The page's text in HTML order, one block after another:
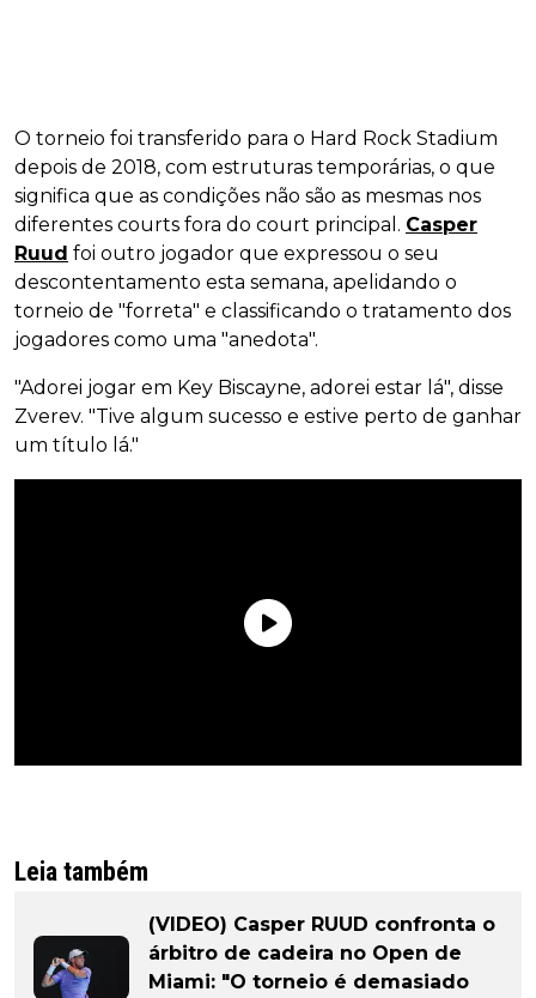
O torneio foi transferido para o Hard Rock Stadium
depois de 2018, com estruturas temporárias, o que
significa que as condições não são as mesmas nos
diferentes courts fora do court principal. Casper
Ruud foi outro jogador que expressou o seu
descontentamento esta semana, apelidando o
torneio de "forreta" e classificando o tratamento dos
jogadores como uma "anedota".
"Adorei jogar em Key Biscayne, adorei estar lá", disse
Zverev. "Tive algum sucesso e estive perto de ganhar
um título lá."
Leia também
(VIDEO) Casper RUUD confronta o
árbitro de cadeira no Open de
Miami: "O torneio é demasiado